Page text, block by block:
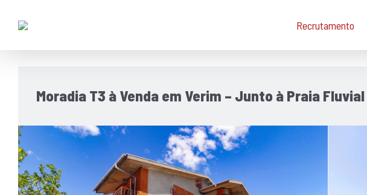
Recrutamento
Moradia T3 à Venda em Verim – Junto à Praia Fluvial